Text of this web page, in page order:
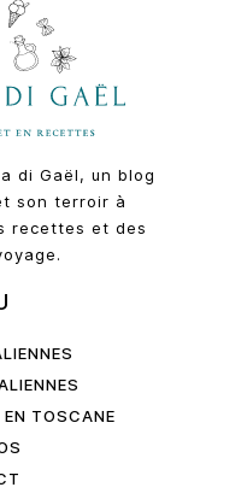
di Gaël, un blog
son terroir à
recettes et des
TOSCANE